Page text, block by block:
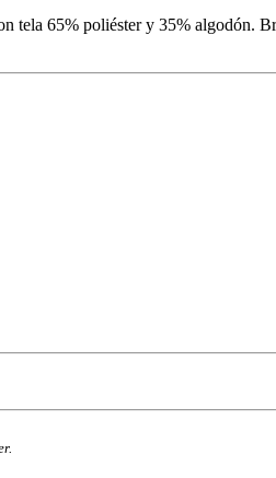
tela 65% poliéster y 35% algodón.